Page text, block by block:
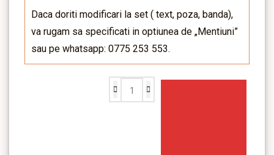
Daca doriti modificari la set ( text, poza, banda),
va rugam sa specificati in optiunea de „Mentiuni”
sau pe whatsapp: 0775 253 553.